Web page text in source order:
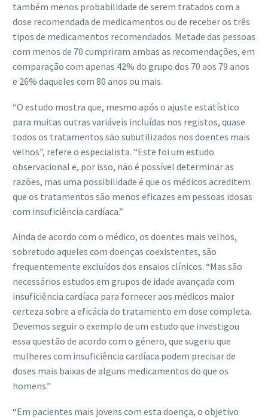
também menos probabilidade de serem tratados com a
dose recomendada de medicamentos ou de receber os três
tipos de medicamentos recomendados. Metade das pessoas
com menos de 70 cumpriram ambas as recomendações, em
comparação com apenas 42% do grupo dos 70 aos 79 anos
e 26% daqueles com 80 anos ou mais.
“O estudo mostra que, mesmo após o ajuste estatístico
para muitas outras variáveis ​​incluídas nos registos, quase
todos os tratamentos são subutilizados nos doentes mais
velhos”, refere o especialista. “Este foi um estudo
observacional e, por isso, não é possível determinar as
razões, mas uma possibilidade é que os médicos acreditem
que os tratamentos são menos eficazes em pessoas idosas
com insuficiência cardíaca.”
Ainda de acordo com o médico, os doentes mais velhos,
sobretudo aqueles com doenças coexistentes, são
frequentemente excluídos dos ensaios clínicos. “Mas são
necessários estudos em grupos de idade avançada com
insuficiência cardíaca para fornecer aos médicos maior
certeza sobre a eficácia do tratamento em dose completa.
Devemos seguir o exemplo de um estudo que investigou
essa questão de acordo com o género, que sugeriu que
mulheres com insuficiência cardíaca podem precisar de
doses mais baixas de alguns medicamentos do que os
homens.”
“Em pacientes mais jovens com esta doença, o objetivo